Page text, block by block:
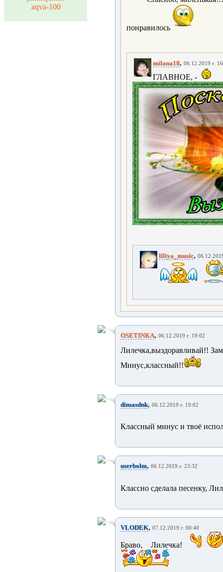
aqva-100
понравилось
milana18, 06.12.2019 г.
ГЛАВНОЕ, -
liliya_music,
OSETINKA, 06.12.2019 г. 19:02
Лилечка,выздоравливай!!
Минус,классный!!
dimasdnk, 06.12.2019 г. 19:02
Классный минус и твоё
userbolm, 06.12.2019 г. 23:32
Классно сделала песенку,
VLODEK, 07.12.2019 г. 00:40
Браво, Лилечка!